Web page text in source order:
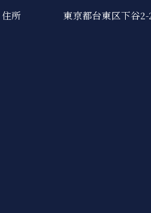
住所
東京都台東区下谷